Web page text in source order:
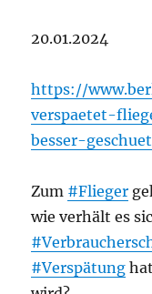
20.01.2024
https://
verspaetet-
besser-
Zum #Flieger
wie verhält es
#Verspätung